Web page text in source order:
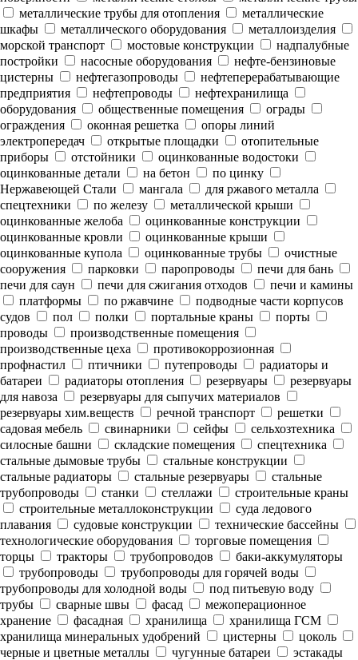
металлические трубы для отопления
металлические
шкафы
металлического оборудования
металлоизделия
морской транспорт
мостовые конструкции
надпалубные
постройки
насосные оборудования
нефте-бензиновые
цистерны
нефтегазопроводы
нефтеперерабатывающие
предприятия
нефтепроводы
нефтехранилища
оборудования
общественные помещения
ограды
ограждения
оконная решетка
опоры линий
электропередач
открытые площадки
отопительные
приборы
отстойники
оцинкованные водостоки
оцинкованные детали
на бетон
по цинку
Нержавеющей Стали
мангала
для ржавого металла
спецтехники
по железу
металлической крыши
оцинкованные желоба
оцинкованные конструкции
оцинкованные кровли
оцинкованные крыши
оцинкованные купола
оцинкованные трубы
очистные
сооружения
парковки паропроводы
печи для бань
печи для саун
печи для сжигания отходов
печи и камины
платформы
по ржавчине
подводные части корпусов
судов
пол полки портальные краны
порты
проводы
производственные помещения
производственные цеха
противокоррозионная
профнастил
птичники путепроводы
радиаторы и
батареи
радиаторы отопления резервуары
резервуары
для навоза
резервуары для сыпучих материалов
резервуары хим.веществ
речной транспорт
решетки
садовая мебель
свинарники сейфы
сельхозтехника
силосные башни
складские помещения
спецтехника
стальные дымовые трубы
стальные конструкции
стальные радиаторы
стальные резервуары
стальные
трубопроводы
станки стеллажи
строительные краны
строительные металлоконструкции
суда ледового
плавания
судовые конструкции
технические бассейны
технологические оборудования
торговые помещения
торцы
тракторы трубопроводов
баки-аккумуляторы
трубопроводы
трубопроводы для горячей воды
трубопроводы для холодной воды
под питьевую воду
трубы
сварные швы фасад
межоперационное
хранение
фасадная хранилища
хранилища ГСМ
хранилища минеральных удобрений
цистерны
цоколь
черные и цветные металлы
чугунные батареи
эстакады